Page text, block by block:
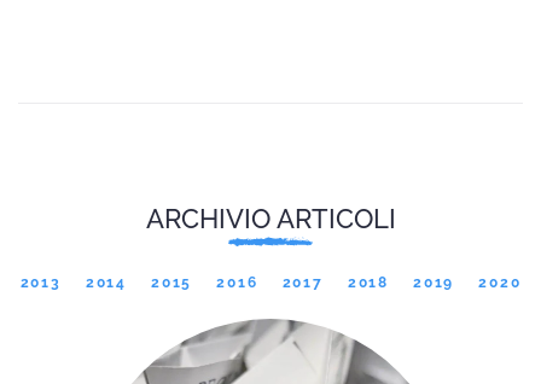
ARCHIVIO ARTICOLI
2013 2014 2015 2016 2017 2018 2019 2020